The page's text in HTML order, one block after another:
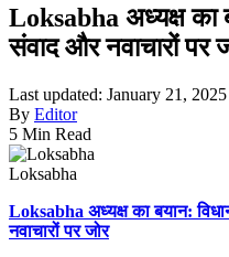
Loksabha अध्यक्ष का
संवाद और नवाचारों पर
Last updated: January 21,
By Editor
5 Min Read
Loksabha
Loksabha अध्यक्ष का बयान:
नवाचारों पर जोर